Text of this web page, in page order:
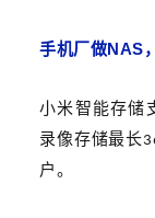
手机厂做NAS
小米智能存储
录像存储最长
户。